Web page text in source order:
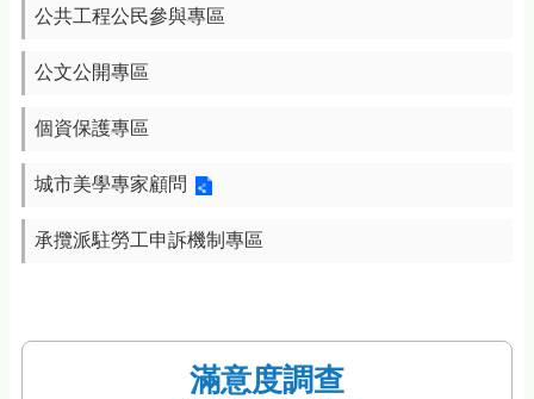
公共工程公民參與專區
公文公開專區
個資保護專區
城市美學專家顧問
承攬派駐勞工申訴機制專區
滿意度調查